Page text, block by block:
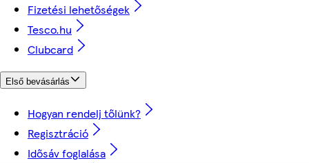
Fizetési lehetőségek
Tesco.hu
Clubcard
Első bevásárlás
Hogyan rendelj tőlünk?
Regisztráció
Idősáv foglalása